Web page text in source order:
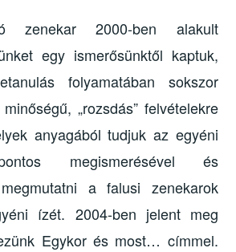
zenekar 2000-ben alakult
egy ismerősünktől kaptuk,
folyamatában sokszor
„rozsdás” felvételekre
anyagából tudjuk az egyéni
megismerésével és
a falusi zenekarok
ízét. 2004-ben jelent meg
Egykor és most… címmel.